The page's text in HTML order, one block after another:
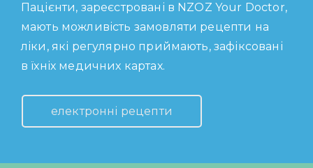
Пацієнти, зареєстровані в NZOZ Your Doctor,
мають можливість замовляти рецепти на
ліки, які регулярно приймають, зафіксовані
в їхніх медичних картах.
електронні рецепти